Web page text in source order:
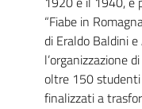
“Fiabe in
di Eraldo Baldini
l’organizzazione
oltre 150 studenti
finalizzati a